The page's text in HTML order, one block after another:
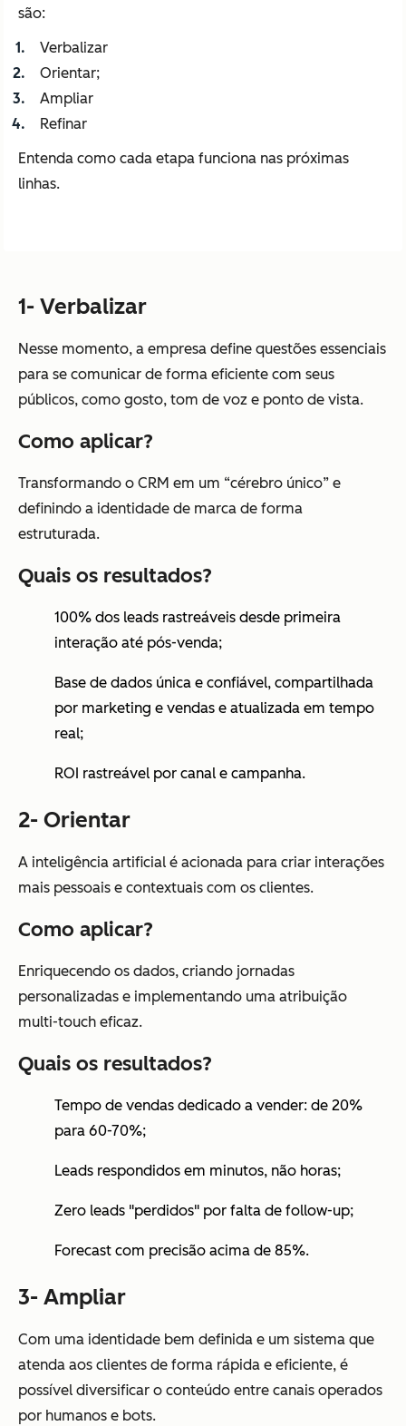
são:
Verbalizar
Orientar;
Ampliar
Refinar
Entenda como cada etapa funciona nas próximas
linhas.
1- Verbalizar
Nesse momento, a empresa define questões essenciais
para se comunicar de forma eficiente com seus
públicos, como gosto, tom de voz e ponto de vista.
Como aplicar?
Transformando o CRM em um “cérebro único” e
definindo a identidade de marca de forma
estruturada.
Quais os resultados?
100% dos leads rastreáveis desde primeira
interação até pós-venda;
Base de dados única e confiável, compartilhada
por marketing e vendas e atualizada em tempo
real;
ROI rastreável por canal e campanha.
2- Orientar
A inteligência artificial é acionada para criar interações
mais pessoais e contextuais com os clientes.
Como aplicar?
Enriquecendo os dados, criando jornadas
personalizadas e implementando uma atribuição
multi-touch eficaz.
Quais os resultados?
Tempo de vendas dedicado a vender: de 20%
para 60-70%;
Leads respondidos em minutos, não horas;
Zero leads "perdidos" por falta de follow-up;
Forecast com precisão acima de 85%.
3- Ampliar
Com uma identidade bem definida e um sistema que
atenda aos clientes de forma rápida e eficiente, é
possível diversificar o conteúdo entre canais operados
por humanos e bots.